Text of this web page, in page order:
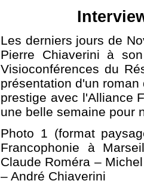
Les derniers jours de
Pierre Chiaverini à
Visioconférences du
présentation d'un
prestige avec l'Alliance
une belle semaine pour
Photo 1 (format
Francophonie à
Claude Roméra –
– André Chiaverini